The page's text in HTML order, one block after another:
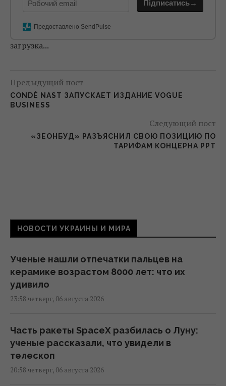
Підписатись→
Предоставлено SendPulse
загрузка...
Предыдущий пост
CONDÉ NAST ЗАПУСКАЕТ ИЗДАНИЕ VOGUE
BUSINESS
Следующий пост
«ЗЕОНБУД» РАЗЪЯСНИЛ СВОЮ ПОЗИЦИЮ ПО
ТАРИФАМ КОНЦЕРНА РРТ
НОВОСТИ УКРАИНЫ И МИРА
Ученые нашли отпечатки пальцев на
керамике возрастом 8000 лет: что их
удивило
23:58 четверг, 06 августа 2026
Часть ракеты SpaceX разбилась о Луну:
ученые рассказали, что увидели в
телескоп
20:58 четверг, 06 августа 2026